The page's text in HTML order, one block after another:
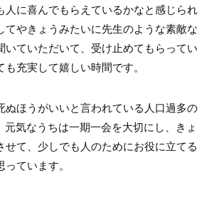
人に喜んでもらえているかなと感じられ
てやきょうみたいに先生のような素敵な
いていただいて、受け止めてもらってい
充実して嬉しい時間です。
ぬほうがいいと言われている人口過多の
元気なうちは一期一会を大切にし、きょ
せて、少しでも人のためにお役に立てる
ています。